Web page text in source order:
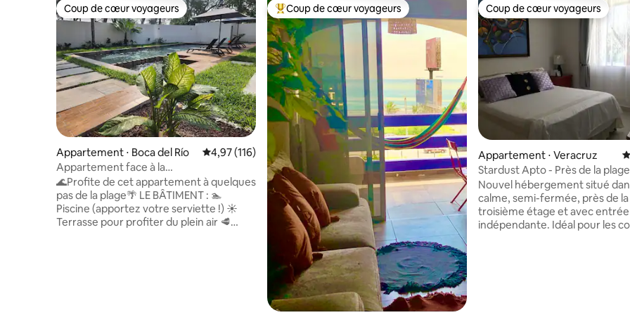
Coup de cœur voyageurs
Coup de cœur voyageurs
Appartement ⋅ Boca del Río Évaluation moyenne sur la base de 116 commentaires : 4,97 sur 5
4,97 (116)
Appartement face à la
plage/Piscine/WTC/WiFi/Facture
🌊Profite de cet appartement à quelques
pas de la plage🌴 LE BÂTIMENT : 🏊
Piscine (apportez votre serviette !) ☀️
Terrasse pour profiter du plein air 🥩
Coups de cœur voyageurs les plus appréciés
Coup de cœur voyageurs Coup de cœur voyageurs
Coup de cœur voyageurs
Appartement ⋅ Veracruz
Stardust Apto - Près de la
district Martí N°2
Nouvel hébergement situé
calme, semi-fermée, près de la
troisième étage et avec entrée
indépendante. Idéal pour les